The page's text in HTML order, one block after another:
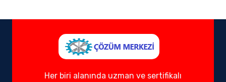
Her biri alanında uzman ve sertifikalı